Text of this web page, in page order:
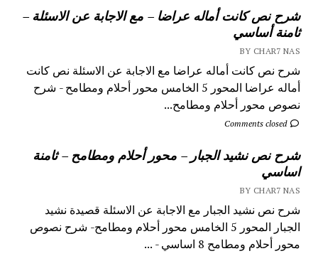
شرح نص كانت أماله عراضا – مع الاجابة عن الاسئلة –
ثامنة أساسي
BY CHAR7 NAS
شرح نص كانت أماله عراضا مع الاجابة عن الاسئلة نص كانت
أماله عراضا المحور 5 الخامس محور أحلام ومطامح - شرح
نصوص محور أحلام ومطامح...
Comments closed
شرح نص نشيد الجبار – محور أحلام ومطامح – ثامنة
اساسي
BY CHAR7 NAS
شرح نص نشيد الجبار مع الاجابة عن الاسئلة قصيدة نشيد
الجبار المحور 5 الخامس محور أحلام ومطامح- شرح نصوص
محور أحلام ومطامح 8 اساسي - ...